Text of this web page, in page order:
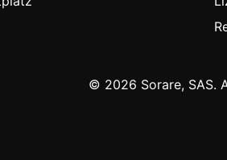
© 2026 Sorare, SAS.